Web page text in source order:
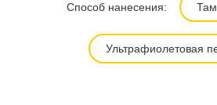
Способ нанесения:
Ультрафиолетовая